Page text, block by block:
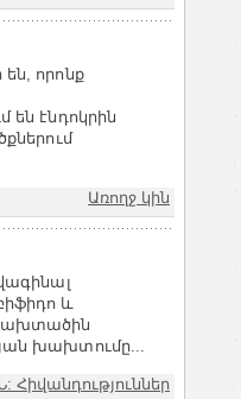
որոնք
են էնդոկրին
Առողջ կին
և
ախտածին
խախտումը...
Հիվանդություններ